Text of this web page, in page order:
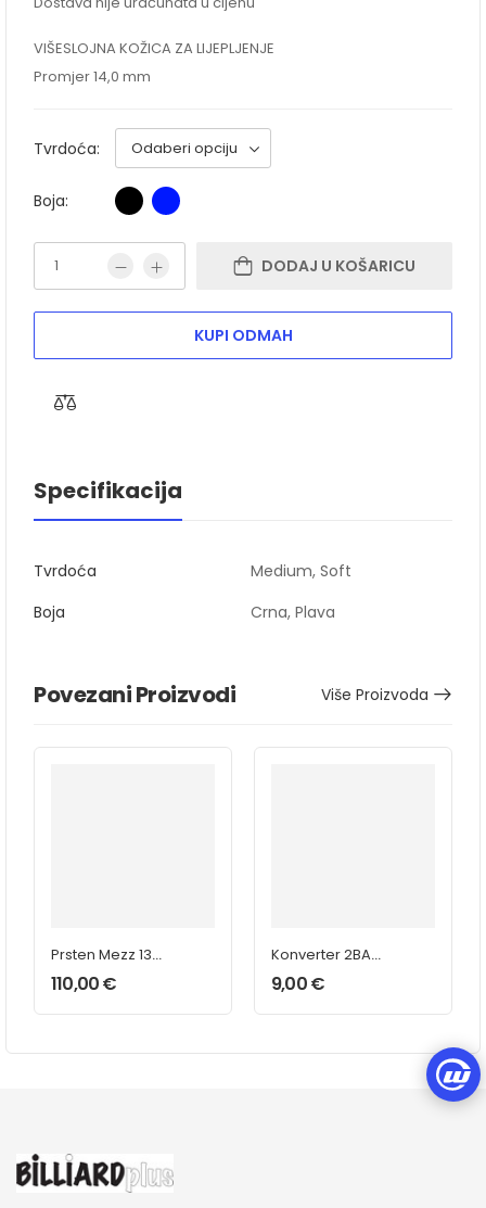
VIŠESLOJNA KOŽICA ZA LIJEPLJENJE
Promjer 14,0 mm
Tvrdoća:
Boja:
DODAJ U KOŠARICU
KUPI ODMAH
Specifikacija
Tvrdoća
Medium, Soft
Boja
Crna, Plava
Povezani Proizvodi Više Proizvoda
Prsten Mezz 13
mm
110,00€
Konverter 2BA
Carbon 30mm
9,00€